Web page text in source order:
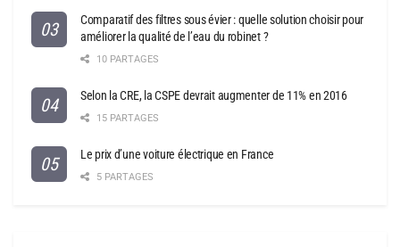
Comparatif des filtres sous évier : quelle solution choisir pour
améliorer la qualité de l’eau du robinet ?
10 PARTAGES
Selon la CRE, la CSPE devrait augmenter de 11% en 2016
15 PARTAGES
Le prix d’une voiture électrique en France
5 PARTAGES